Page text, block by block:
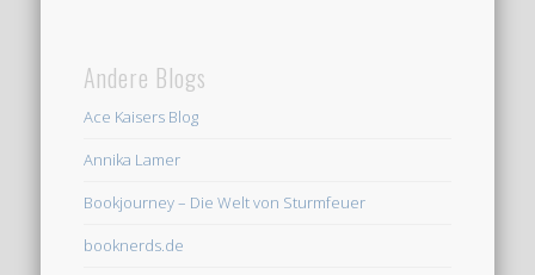
Andere Blogs
Ace Kaisers Blog
Annika Lamer
Bookjourney – Die Welt von Sturmfeuer
booknerds.de